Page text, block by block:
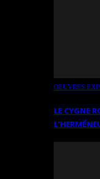
OEUVRES
LE CYGNE